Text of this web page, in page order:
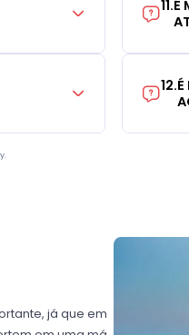
11.É
12.
já que em